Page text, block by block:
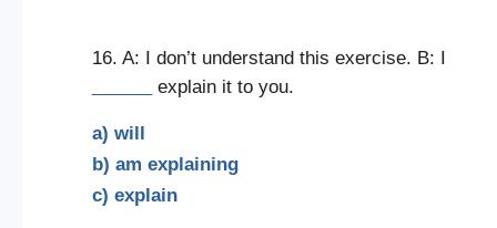
16. A: I don’t understand this exercise. B: I
explain it to you.
a) will
b) am explaining
c) explain